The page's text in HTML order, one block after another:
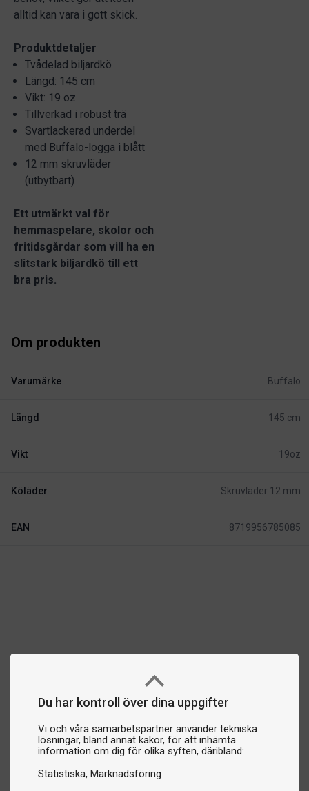
Du har kontroll över dina uppgifter
Vi och våra samarbetspartner använder tekniska
lösningar, bland annat kakor, för att inhämta
information om dig för olika syften, däribland:
Statistiska Marknadsföring
alltid kan vara i gott skick.
Produktdetaljer
Tvådelad biljardkö
Längd: 145 cm
Vikt: 19 oz
Tillverkad i robust trä
Svartlackerad underdel
med Buffalo-logga i blått
12 mm skruvläder
(utbytbart)
Ett utmärkt val för
hemmaspelare, skolor och
fritidsgårdar som vill ha en
slitstark biljardkö till ett
bra pris.
Om produkten
Varumärke Buffalo
Längd 145 cm
Vikt 19oz
Köläder Skruvläder 12 mm
EAN 8719956785085